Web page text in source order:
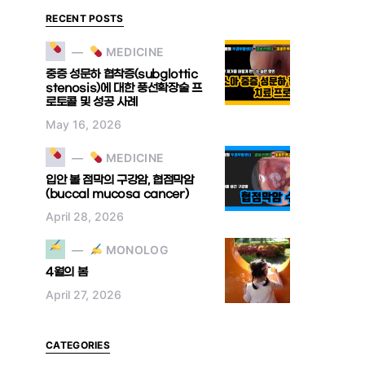
RECENT POSTS
MEDICINE
중증 성문하 협착증(subglottic
stenosis)에 대한 풍선확장술 프
로토콜 및 성공 사례
May 16, 2026
MEDICINE
입안 볼 점막의 구강암, 협점막암
(buccal mucosa cancer)
April 28, 2026
MONOLOG
4월의 봄
April 27, 2026
CATEGORIES